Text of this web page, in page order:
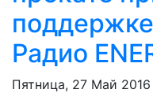
поддержке
Радио
Пятница, 27 Май 2016